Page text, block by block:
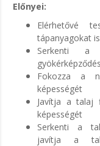
Előnyei:
Elérhetővé
tápanyagokat is
Serkenti a
Fokozza a
képességét
Javítja a talaj
képességét
Serkenti a
javítja a